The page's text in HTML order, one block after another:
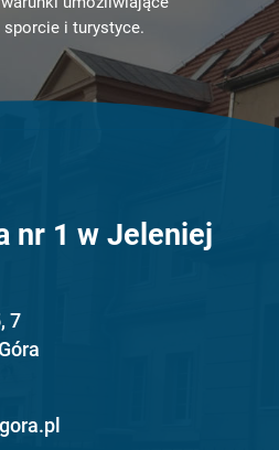
i turystyce.
nr 1 w Jeleniej
7